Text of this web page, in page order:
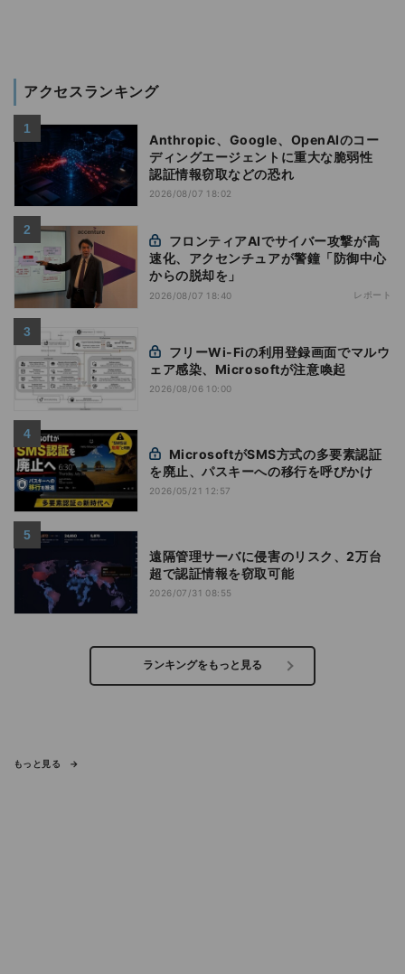
アクセスランキング
Anthropic、Google、OpenAIのコー
ディングエージェントに重大な脆弱性
認証情報窃取などの恐れ
2026/08/07 18:02
速化、アクセンチュアが警鐘「防御中心
からの脱却を」
2026/08/07 18:40 レポート
ェア感染、Microsoftが注意喚起
2026/08/06 10:00
を廃止、パスキーへの移行を呼びかけ
2026/05/21 12:57
遠隔管理サーバに侵害のリスク、2万台
超で認証情報を窃取可能
2026/07/31 08:55
ランキングをもっと見る
もっと見る